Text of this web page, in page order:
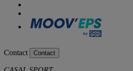
Contact Contact